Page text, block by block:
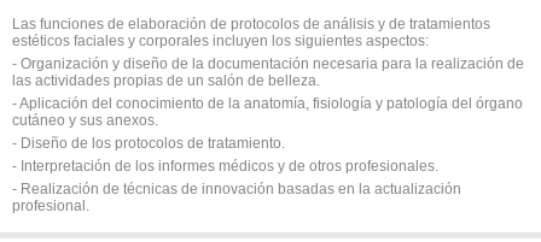
Las funciones de elaboración de protocolos de análisis y de tratamientos
estéticos faciales y corporales incluyen los siguientes aspectos:
- Organización y diseño de la documentación necesaria para la realización de
las actividades propias de un salón de belleza.
- Aplicación del conocimiento de la anatomía, fisiología y patología del órgano
cutáneo y sus anexos.
- Diseño de los protocolos de tratamiento.
- Interpretación de los informes médicos y de otros profesionales.
- Realización de técnicas de innovación basadas en la actualización
profesional.